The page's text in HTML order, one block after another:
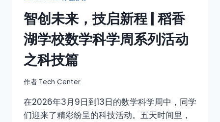
智创未来，技启新程 | 稻香
湖学校数学科学周系列活动
之科技篇
作者 Tech Center
在2026年3月9日到13日的数学科学周中，同学
们迎来了精彩纷呈的科技活动。五天时间里，